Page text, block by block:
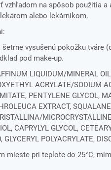
vzhľadom na spôsob použitia
alebo lekárnikom.
vysušenú pokožku tváre
pod make-up.
LIQUIDUM/MINERAL
ACRYLATE/SODIUM
PENTYLENE GLYCOL,
EXTRACT,
CAPRYLYL GLYCOL,
GLYCERYL POLYACRYLATE,
mieste pri teplote do 25°C,